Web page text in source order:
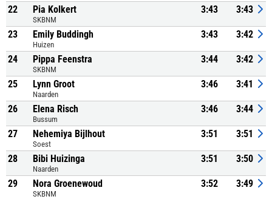
22 Pia Kolkert
SKBNM
3:43 3:43
23 Emily Buddingh
Huizen
3:43 3:42
24 Pippa Feenstra
SKBNM
3:44 3:42
25 Lynn Groot
Naarden
3:46 3:41
26 Elena Risch
Bussum
3:46 3:44
27 Nehemiya Bijlhout
Soest
3:51 3:51
28 Bibi Huizinga
Naarden
3:51 3:50
29 Nora Groenewoud
SKBNM
3:52 3:49